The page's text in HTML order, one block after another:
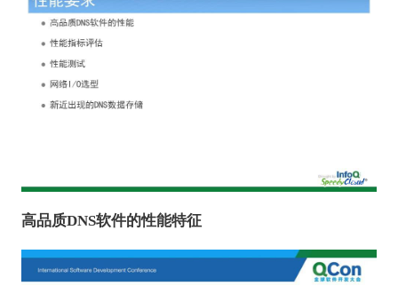
高品质DNS软件的性能特征